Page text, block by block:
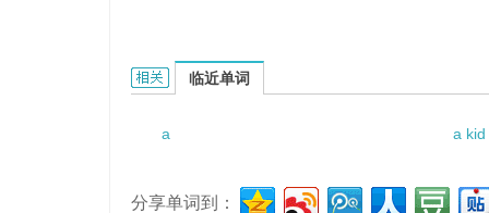
a drive through the mountains的相关资料：
临近单词
a a
分享单词到：